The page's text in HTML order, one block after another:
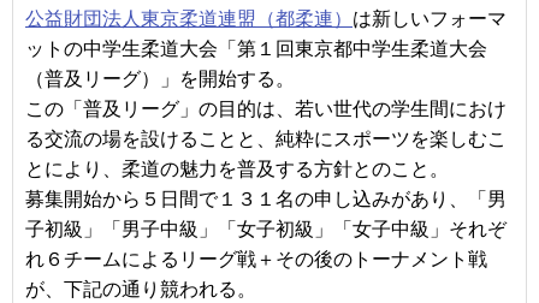
公益財団法人東京柔道連盟（都柔連） は新しいフォーマ
ットの中学生柔道大会「第１回東京都中学生柔道大会
（普及リーグ）」を開始する。
この「普及リーグ」の目的は、若い世代の学生間におけ
る交流の場を設けることと、純粋にスポーツを楽しむこ
とにより、柔道の魅力を普及する方針とのこと。
募集開始から５日間で１３１名の申し込みがあり、「男
子初級」「男子中級」「女子初級」「女子中級」それぞ
れ６チームによるリーグ戦＋その後のトーナメント戦
が、下記の通り競われる。